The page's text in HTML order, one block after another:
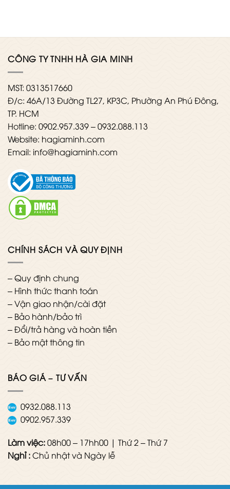
CÔNG TY TNHH HÀ GIA MINH
MST: 0313517660
Đ/c: 46A/13 Đường TL27, KP3C, Phường An Phú Đông,
TP. HCM
Hotline: 0902.957.339 – 0932.088.113
Website: hagiaminh.com
Email: info@hagiaminh.com
CHÍNH SÁCH VÀ QUY ĐỊNH
–Quy định chung
– Hình thức thanh toán
–Vận giao nhận/cài đặt
– Bảo hành/bảo trì
–Đổi/trả hàng và hoàn tiền
– Bảo mật thông tin
BÁO GIÁ – TƯ VẤN
0932.088.113
0902.957.339
Làm việc:08h00 – 17hh00 | Thứ 2 – Thứ 7
Nghỉ :Chủ nhật và Ngày lễ